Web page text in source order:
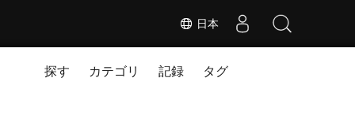
日本
探す カテゴリ 記録 タグ